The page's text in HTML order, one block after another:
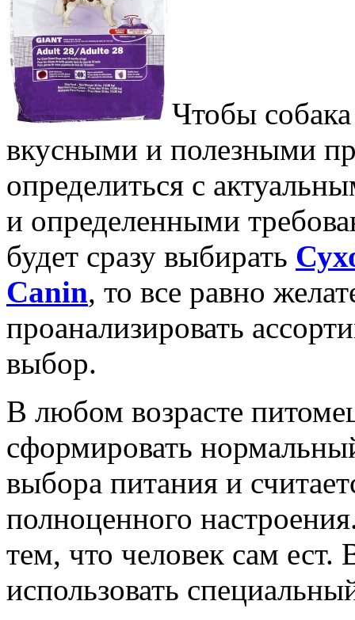
Чтобы
вкусными и полезными
определиться с
и определенными
будет сразу выбирать
Canin, то все равно
проанализировать
выбор.
В любом возрасте
сформировать
выбора питания и
полноценного
тем, что человек сам
использовать